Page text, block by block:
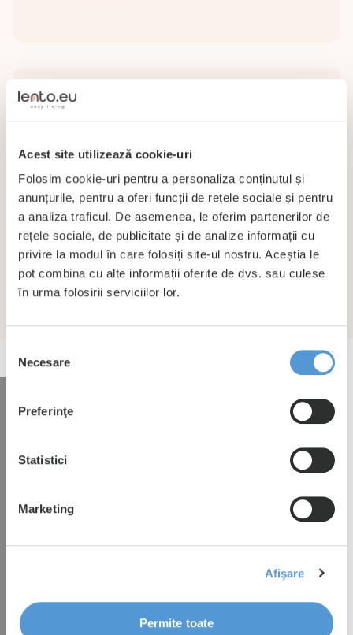
Acest site utilizează cookie-uri
Folosim cookie-uri pentru a personaliza conținutul și
anunțurile, pentru a oferi funcții de rețele sociale și pentru
a analiza traficul. De asemenea, le oferim partenerilor de
rețele sociale, de publicitate și de analize informații cu
privire la modul în care folosiți site-ul nostru. Aceștia le
pot combina cu alte informații oferite de dvs. sau culese
în urma folosirii serviciilor lor.
consimțământului
Necesare
Preferinţe
Statistici
Marketing
Afişare
Permite toate
Facilităţi
Communal washing and drying
machines
On-site parking facilities
Wi-Fi
Interesat în închirierea
acestei proprietați?
Suntem bucuroși să vă spunem mai multe.
Vă rugăm să trimiteți datele dumneavoastră
hbspt.forms.create({ region: "eu1", portalId:
"27053456", formId: "2523e4b1-32eb-4b7b-9c3c-